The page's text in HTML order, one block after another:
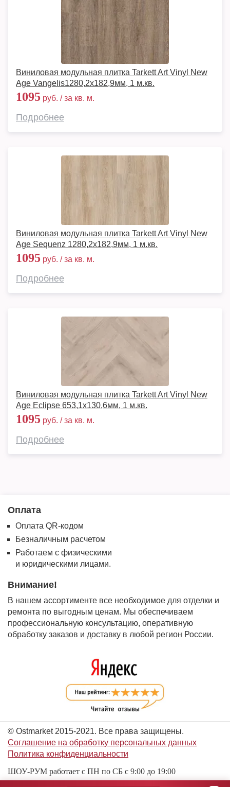
Виниловая модульная плитка Tarkett Art Vinyl New
Age Vangelis1280,2х182,9мм, 1 м.кв.
1095 руб. / за кв. м.
Подробнее
Виниловая модульная плитка Tarkett Art Vinyl New
Age Sequenz 1280,2х182,9мм, 1 м.кв.
1095 руб. / за кв. м.
Подробнее
Виниловая модульная плитка Tarkett Art Vinyl New
Age Eclipse 653,1х130,6мм, 1 м.кв.
1095 руб. / за кв. м.
Подробнее
Оплата
Оплата QR-кодом
Безналичным расчетом
Работаем с физическими
и юридическими лицами.
Внимание!
В нашем ассортименте все необходимое для отделки и
ремонта по выгодным ценам. Мы обеспечиваем
профессиональную консультацию, оперативную
обработку заказов и доставку в любой регион России.
© Ostmarket 2015-2021. Все права защищены.
Соглашение на обработку персональных данных
Политика конфиденциальности
ШОУ-РУМ работает с ПН по СБ с 9:00 до 19:00